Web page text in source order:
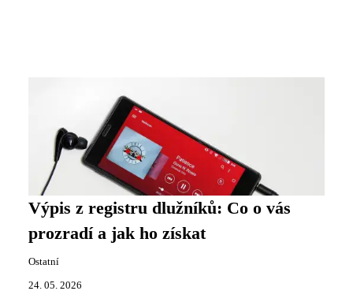
Výpis z registru dlužníků: Co o vás
prozradí a jak ho získat
Ostatní
24. 05. 2026